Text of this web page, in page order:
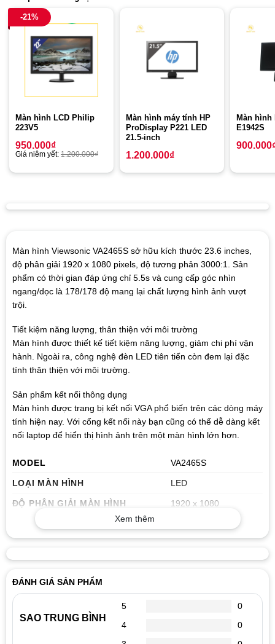
-21%
Màn hình LCD Philip
223V5
950.000₫
Giá niêm yết: 1.200.000₫
Màn hình máy tính HP
ProDisplay P221 LED
21.5-inch
1.200.000₫
Màn hình
E1942S
900.000
Màn hình Viewsonic VA2465S sở hữu kích thước 23.6 inches,
độ phân giải 1920 x 1080 pixels, độ tương phản 3000:1. Sản
phẩm có thời gian đáp ứng chỉ 5.5s và cung cấp góc nhìn
ngang/dọc là 178/178 độ mang lại chất lượng hình ảnh vượt
trội.
Tiết kiệm năng lượng, thân thiện với môi trường
Màn hình được thiết kế tiết kiệm năng lượng, giảm chi phí vận
hành. Ngoài ra, công nghệ đèn LED tiên tiến còn đem lại đặc
tính thân thiện với môi trường.
Sản phẩm kết nối thông dụng
Màn hình được trang bị kết nối VGA phổ biến trên các dòng máy
tính hiện nay. Với cổng kết nối này bạn cũng có thể dễ dàng kết
nối laptop để hiển thị hình ảnh trên một màn hình lớn hơn.
MODEL VA2465S
LOẠI MÀN HÌNH LED
ĐỘ PHÂN GIẢI MÀN HÌNH 1920 x 1080
CỔNG KẾT NỐI
ĐỘ TƯƠNG PHẢN TĨNH 3000:1
TỶ LỆ MÀN HÌNH
Xem thêm
ĐÁNH GIÁ SẢN PHẨM
SAO TRUNG BÌNH
5
0
4
0